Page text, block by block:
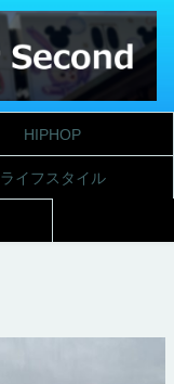
HIPHOP
ライフスタイル